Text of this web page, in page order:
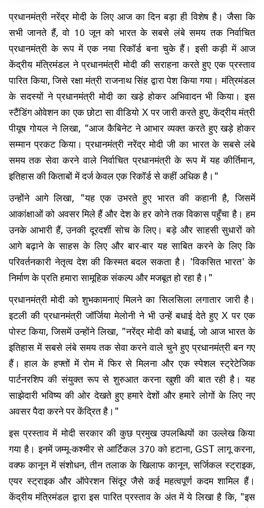
प्रधानमंत्री नरेंद्र मोदी के लिए आज का दिन बड़ा ही विशेष है। जैसा कि
सभी जानते हैं, वो 10 जून को भारत के सबसे लंबे समय तक निर्वाचित
प्रधानमंत्री के रूप में एक नया रिकॉर्ड बना चुके हैं। इसी कड़ी में आज
केंद्रीय मंत्रिमंडल ने प्रधानमंत्री मोदी की सराहना करते हुए एक प्रस्ताव
पारित किया, जिसे रक्षा मंत्री राजनाथ सिंह द्वारा पेश किया गया। मंत्रिमंडल
के सदस्यों ने प्रधानमंत्री मोदी का खड़े होकर अभिवादन भी किया। इस
स्टैंडिंग ओवेशन का एक छोटा सा वीडियो X पर जारी करते हुए, केंद्रीय मंत्री
पीयूष गोयल ने लिखा, "आज कैबिनेट ने आभार व्यक्त करते हुए खड़े होकर
सम्मान प्रकट किया। प्रधानमंत्री नरेंद्र मोदी जी का भारत के सबसे लंबे
समय तक सेवा करने वाले निर्वाचित प्रधानमंत्री के रूप में यह कीर्तिमान,
इतिहास की किताबों में दर्ज केवल एक रिकॉर्ड से कहीं अधिक है।"
उन्होंने आगे लिखा, "यह एक उभरते हुए भारत की कहानी है, जिसमें
आकांक्षाओं को अवसर मिले हैं और देश के हर कोने तक विकास पहुँचा है। हम
उनके आभारी हैं, उनकी दूरदर्शी सोच के लिए। बड़े और साहसी सुधारों को
आगे बढ़ाने के साहस के लिए और बार-बार यह साबित करने के लिए कि
परिवर्तनकारी नेतृत्व देश की किस्मत बदल सकता है। 'विकसित भारत' के
निर्माण के प्रति हमारा सामूहिक संकल्प और मजबूत हो रहा है।"
प्रधानमंत्री मोदी को शुभकामनाएं मिलने का सिलसिला लगातार जारी है।
इटली की प्रधानमंत्री जॉर्जिया मेलोनी ने भी उन्हें बधाई देते हुए X पर एक
पोस्ट किया, जिसमें उन्होंने लिखा, "नरेंद्र मोदी को बधाई, जो आज भारत के
इतिहास में सबसे लंबे समय तक सेवा करने वाले चुने हुए प्रधानमंत्री बन गए
हैं। हाल के हफ्तों में रोम में फिर से मिलना और एक स्पेशल स्ट्रेटेजिक
पार्टनरशिप की संयुक्त रूप से शुरुआत करना खुशी की बात रही है। यह
साझेदारी भविष्य की ओर देखते हुए हमारे देशों और हमारे लोगों के लिए नए
अवसर पैदा करने पर केंद्रित है।"​
इस प्रस्ताव में मोदी सरकार की कुछ प्रमुख उपलब्धियों का उल्लेख किया
गया है। इनमें जम्मू-कश्मीर से आर्टिकल 370 को हटाना, GST लागू करना,
वक्फ कानून में संशोधन, तीन तलाक के खिलाफ कानून, सर्जिकल स्ट्राइक,
एयर स्ट्राइक और ऑपेरशन सिंदूर जैसे कई महत्वपूर्ण कदम शामिल हैं।
केंद्रीय मंत्रिमंडल द्वारा इस पारित प्रस्ताव के अंत में ये लिखा है कि, "इस